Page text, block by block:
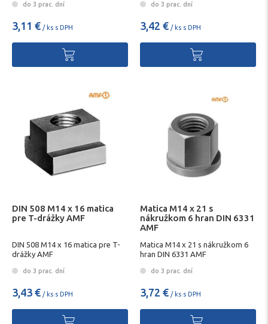
do 3 prac. dní
3,11 € / ks s DPH
do 3 prac. dní
3,42 € / ks s DPH
DIN 508 M14 x 16 matica
pre T-drážky AMF
DIN 508 M14 x 16 matica pre T-
drážky AMF
do 3 prac. dní
3,43 € / ks s DPH
Matica M14 x 21 s
nákružkom 6 hran DIN 6331
AMF
Matica M14 x 21 s nákružkom 6
hran DIN 6331 AMF
do 3 prac. dní
3,72 € / ks s DPH